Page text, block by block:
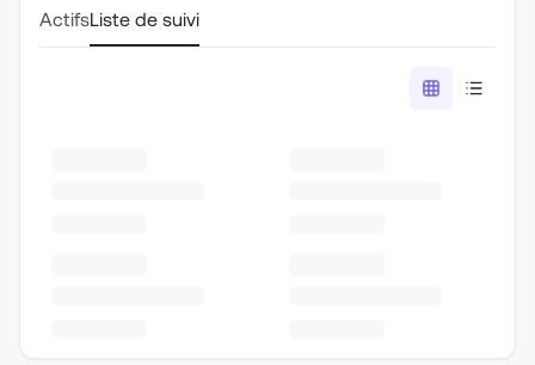
ActifsListe de suivi